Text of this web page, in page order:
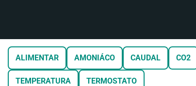
ALIMENTAR AMONIÁCO CAUDAL CO2
TEMPERATURA TERMOSTATO